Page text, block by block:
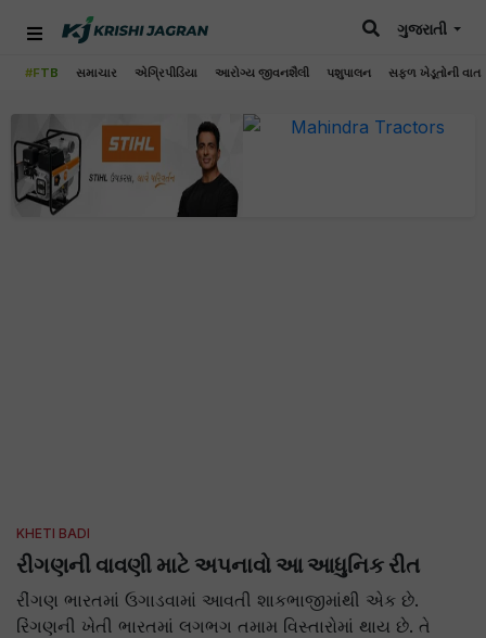
#FTB સમાચાર એગ્રિપીડિયા આરોગ્ય જીવનશૈલી પશુપાલન સફળ ખેડૂતોની વાત
ગુજરાતી
KHETI BADI
રીગણની વાવણી માટે અપનાવો આ આધુનિક રીત
રીંગણ ભારતમાં ઉગાડવામાં આવતી શાકભાજીમાંથી એક છે.
રિંગણની ખેતી ભારતમાં લગભગ તમામ વિસ્તારોમાં થાય છે. તે